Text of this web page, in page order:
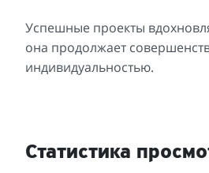
Успешные проекты
она продолжает
индивидуальностью.
Статистика